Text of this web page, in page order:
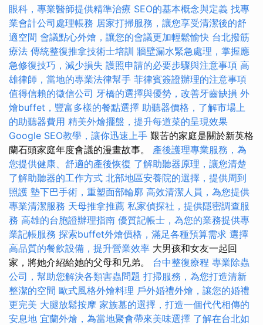
眼科，專業醫師提供精準治療 SEO的基本概念與定義 找專
業會計公司處理帳務 居家打掃服務，讓您享受清潔後的舒
適空間 會議點心外燴，讓您的會議更加輕鬆愉快 台北撥筋
療法 傳統整復推拿技術士培訓 牆壁漏水緊急處理，掌握應
急修復技巧，減少損失 護照申請的必要步驟與注意事項 高
雄律師，當地的專業法律幫手 菲律賓簽證辦理的注意事項
值得信賴的徵信公司 牙橋的選擇與優勢，改善牙齒缺損 外
燴buffet，豐富多樣的餐點選擇 助聽器價格，了解市場上
的助聽器費用 精美外燴擺盤，提升每道菜的呈現效果
Google SEO教學，讓你迅速上手 艱苦的家庭是關於新英格
蘭石頭家庭年度會議的漫畫故事。 產後護理專業服務，為
您提供健康、舒適的產後恢復 了解助聽器原理，讓您清楚
了解助聽器的工作方式 北部地區安養院的選擇，提供周到
照護 墊下巴手術，重塑面部輪廓 高效清潔人員，為您提供
專業清潔服務 天母推拿推薦 私家偵探社，提供隱密調查服
務 高雄的台胞證辦理指南 優質記帳士，為您的業務提供專
業記帳服務 探索buffet外燴價格，滿足各種預算需求 選擇
高品質的餐飲設備，提升營業效率 大男孩和女友一起回
家，將她介紹給她的父母和兄弟。 台中整復療程 專業除蟲
公司，幫助您解決各類害蟲問題 打掃服務，為您打造清新
整潔的空間 歐式風格外燴料理 戶外婚禮外燴，讓您的婚禮
更完美 大腿放鬆按摩 家族墓的選擇，打造一個代代相傳的
安息地 宜蘭外燴，為當地聚會帶來美味選擇 了解在台北如